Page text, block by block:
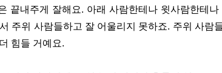
끝내주게 잘해요. 아래 사람한테나 윗사람한테
주위 사람들하고 잘 어울리지 못하죠. 주위 사람
힘들 거예요.